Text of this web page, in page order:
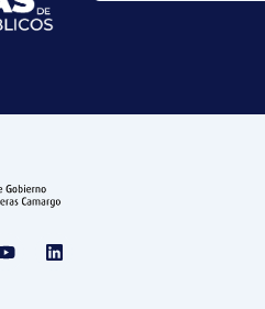
Y
o
L
i